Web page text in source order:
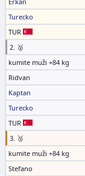
Turecko
TUR
2. 🥈
kumite muži +84 kg
Ridvan
Kaptan
Turecko
TUR
3. 🥉
kumite muži +84 kg
Stefano